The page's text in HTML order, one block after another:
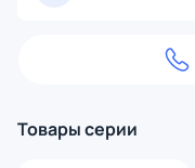
Товары серии